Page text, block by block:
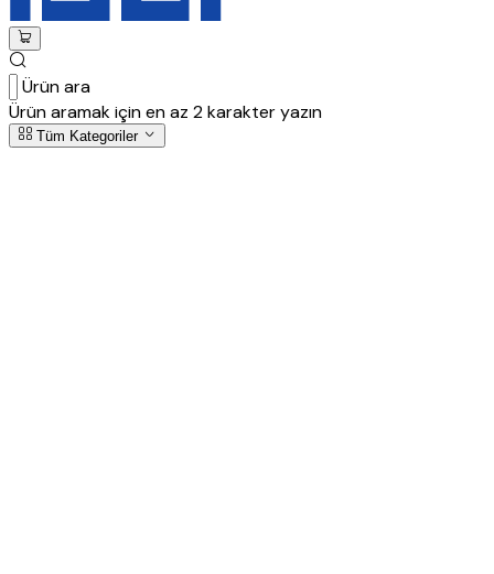
Ürün ara
Ürün aramak için en az 2 karakter yazın
Tüm Kategoriler